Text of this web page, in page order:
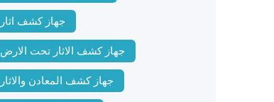
جهاز كشف اثار
جهاز كشف الاثار تحت الارض
جهاز كشف المعادن والاثار